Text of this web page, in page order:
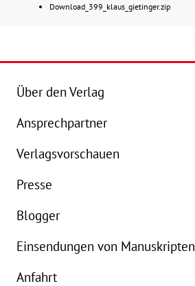
Download_399_klaus_gietinger.zip
Über den Verlag
Ansprechpartner
Verlagsvorschauen
Presse
Blogger
Einsendungen von Manuskripten
Anfahrt